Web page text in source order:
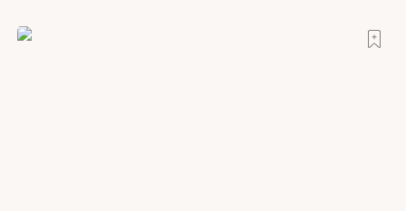
travel när det